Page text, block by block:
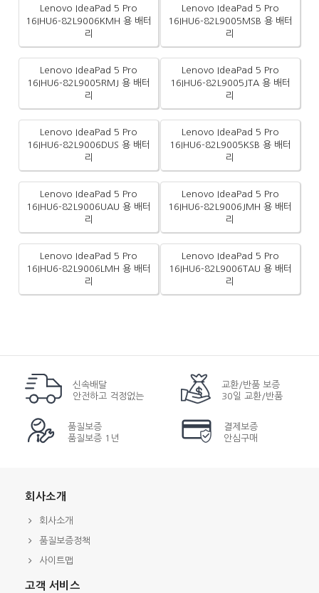
Lenovo IdeaPad 5 Pro
16IHU6-82L9006KMH 용 배터
리
Lenovo IdeaPad 5 Pro
16IHU6-82L9005MSB 용 배터
리
Lenovo IdeaPad 5 Pro
16IHU6-82L9005RMJ 용 배터
리
Lenovo IdeaPad 5 Pro
16IHU6-82L9005JTA 용 배터
리
Lenovo IdeaPad 5 Pro
16IHU6-82L9006DUS 용 배터
리
Lenovo IdeaPad 5 Pro
16IHU6-82L9005KSB 용 배터
리
Lenovo IdeaPad 5 Pro
16IHU6-82L9006UAU 용 배터
리
Lenovo IdeaPad 5 Pro
16IHU6-82L9006JMH 용 배터
리
Lenovo IdeaPad 5 Pro
16IHU6-82L9006LMH 용 배터
리
Lenovo IdeaPad 5 Pro
16IHU6-82L9006TAU 용 배터
리
신속배달
안전하고 걱정없는
교환/반품 보증
30일 교환/반품
품질보증
품질보증 1년
결제보증
안심구매
회사소개
회사소개
품질보증정책
사이트맵
고객 서비스